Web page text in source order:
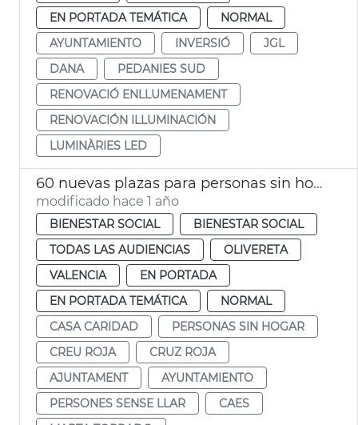
EN PORTADA TEMÁTICA
NORMAL
AYUNTAMIENTO
INVERSIÓ
JGL
DANA
PEDANIES SUD
RENOVACIÓ ENLLUMENAMENT
RENOVACIÓN ILLUMINACIÓN
LUMINÀRIES LED
60 nuevas plazas para personas sin hogar
modificado hace 1 año
BIENESTAR SOCIAL
BIENESTAR SOCIAL
TODAS LAS AUDIENCIAS
OLIVERETA
VALENCIA
EN PORTADA
EN PORTADA TEMÁTICA
NORMAL
CASA CARIDAD
PERSONAS SIN HOGAR
CREU ROJA
CRUZ ROJA
AJUNTAMENT
AYUNTAMIENTO
PERSONES SENSE LLAR
CAES